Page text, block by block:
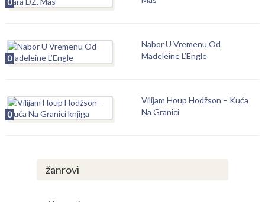
0
0
Nabor U Vremenu Od
Madeleine L’Engle
0
Vilijam Houp Hodžson – Kuća
Na Granici
žanrovi